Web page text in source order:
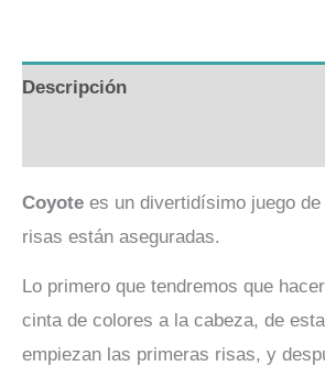
Descripción
Coyote es un divertidísimo juego
risas están aseguradas.
Lo primero que tendremos que
cinta de colores a la cabeza, de
empiezan las primeras risas, y